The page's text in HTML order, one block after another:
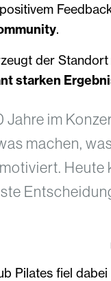
.
der
starken
Jahre im
machen,
Heute
Pilates fiel